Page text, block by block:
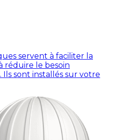
servent à faciliter la
réduire le besoin
Ils sont installés sur votre